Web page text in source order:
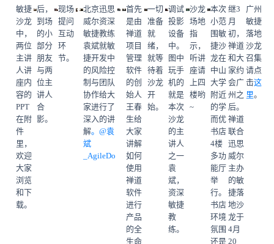
广州
敏捷
落地
沙龙
召集
请点
击这
里。
继3
月
初，
禅道
和大
家约
会广
州之
后。
禅道
联合
迅思
威尔
主办
的敏
捷落
地沙
龙于
4月
20
本次
小范
围敏
捷沙
龙在
中山
大学
附近
的学
而优
书店
4楼
多功
能厅
举
行。
书店
环境
氛围
还是
沙龙
场地
指
示，
听讲
座请
上四
楼哟
~
调试
投影
设备
中。
图中
玩手
机的
就是
本次
沙龙
的主
讲人
之一
袁
斌，
资深
敏捷
教
练。
一切
准备
就
绪，
就等
待着
沙龙
开
始。
首先
是由
禅道
项目
管理
软件
的创
始人
王春
生给
大家
讲解
如何
使用
禅道
软件
进行
产品
的全
生命
北京迅思
威尔资深
敏捷教练
袁斌就敏
捷开发中
的风险控
制与团队
协作给大
家进行了
深入的讲
解。@袁
斌
_AgileDo
现场
提问
互动
环
节。
后，
到场
的小
部分
朋友
与两
位主
讲人
合
影。
敏捷
沙龙
中，
两位
主讲
人讲
座内
容的
PPT
在附
件
里，
欢迎
大家
浏览
和下
载。